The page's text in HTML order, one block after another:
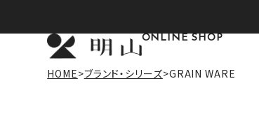
ONLINE SHOP
HOME ブランド・シリーズ GRAIN WARE